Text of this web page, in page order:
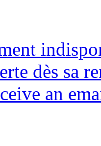
dès sa
an